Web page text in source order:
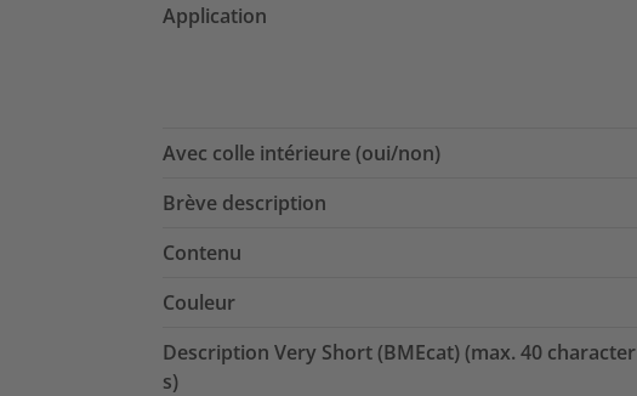
Application
Avec colle intérieure (oui/non)
Brève description
Contenu
Couleur
Description Very Short (BMEcat) (max. 40 character
s)